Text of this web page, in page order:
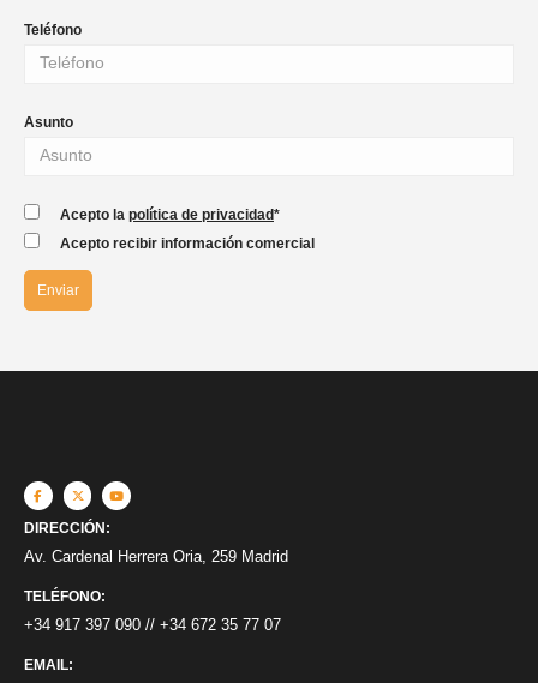
Teléfono
Asunto
Acepto la política de privacidad*
Acepto recibir información comercial
DIRECCIÓN:
Av. Cardenal Herrera Oria, 259 Madrid
TELÉFONO:
+34 917 397 090 // +34 672 35 77 07
EMAIL: